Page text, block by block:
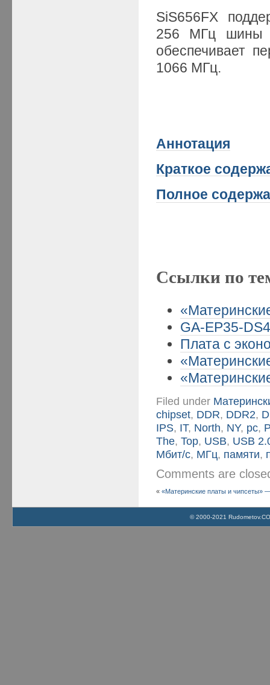
SiS656FX
256 МГц
обеспечивает
1066 МГц.
Аннотация
Краткое
Полное
Ссылки по
GA-EP35-
Плата с
Filed under
chipset, DDR, DDR2,
IPS, IT, North, NY, pc,
The,Top, USB, USB
Мбит/с, МГц, памяти,
Comments are
««Материнские платы и чипсеты»
© 2000-2021